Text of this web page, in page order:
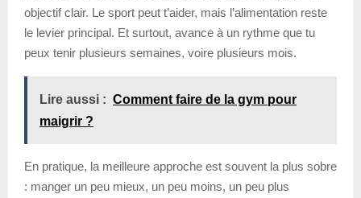
objectif clair. Le sport peut t’aider, mais l’alimentation reste
le levier principal. Et surtout, avance à un rythme que tu
peux tenir plusieurs semaines, voire plusieurs mois.
Lire aussi : Comment faire de la gym pour
maigrir ?
En pratique, la meilleure approche est souvent la plus sobre
: manger un peu mieux, un peu moins, un peu plus